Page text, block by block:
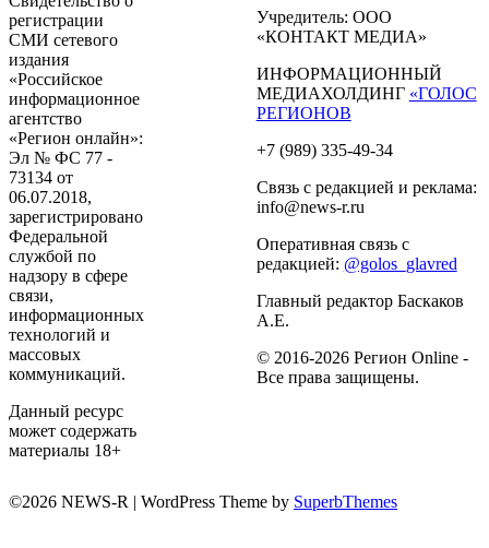
регистрации
СМИ сетевого
издания
«Российское
информационное
агентство
«Регион онлайн»:
Эл № ФС 77 -
73134 от
06.07.2018,
зарегистрировано
Федеральной
службой по
надзору в сфере
связи,
информационных
технологий и
массовых
коммуникаций.
Данный ресурс
может содержать
материалы 18+
Учредитель: ООО
«КОНТАКТ МЕДИА»
ИНФОРМАЦИОННЫЙ
МЕДИАХОЛДИНГ «ГОЛОС
РЕГИОНОВ
+7 (989) 335-49-34
Связь с редакцией и реклама:
info@news-r.ru
Оперативная связь с
редакцией: @golos_glavred
Главный редактор Баскаков
А.Е.
© 2016-2026 Регион Online -
Все права защищены.
©2026 NEWS-R | WordPress Theme by SuperbThemes